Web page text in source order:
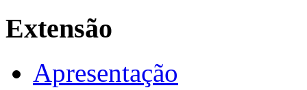
Extensão
Apresentação